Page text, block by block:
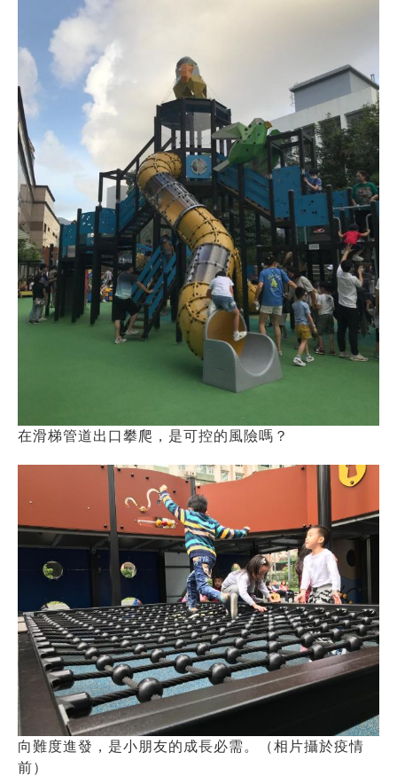
在滑梯管道出口攀爬，是可控的風險嗎？
向難度進發，是小朋友的成長必需。（相片攝於疫情
前）